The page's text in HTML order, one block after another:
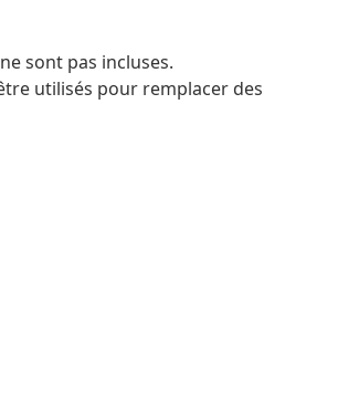
sont pas incluses.
utilisés pour remplacer des